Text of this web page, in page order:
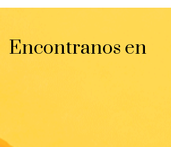
Encontranos en